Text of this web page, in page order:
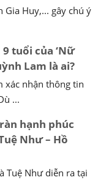
Gia Huy,... gây chú ý
tuổi của ‘Nữ
Lam là ai?
xác nhận thông tin
...
hạnh phúc
Như – Hồ
Tuệ Như diễn ra tại